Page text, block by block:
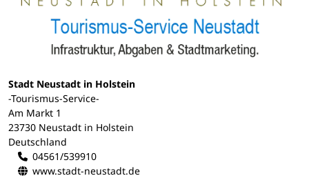
Stadt Neustadt in Holstein
-Tourismus-Service-
Am Markt 1
23730 Neustadt in Holstein
Deutschland
04561/539910
www.stadt-neustadt.de